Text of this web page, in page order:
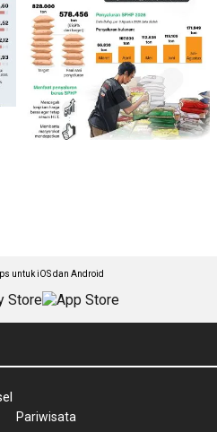
untuk iOS dan Android
Pariwisata